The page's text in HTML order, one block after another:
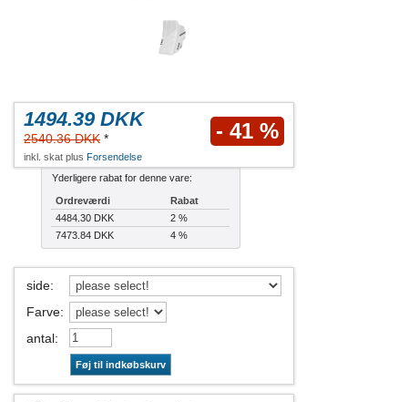
1494.39 DKK
2540.36 DKK * - 41 %
inkl. skat plus Forsendelse
Yderligere rabat for denne vare:
Ordreværdi
Rabat
4484.30 DKK
2 %
7473.84 DKK
4 %
side:
Farve:
antal:
Føj til indkøbskurv